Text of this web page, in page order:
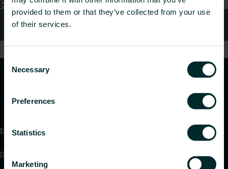
provided to them or that they’ve collected from your use
of their services.
Consent
Selection
Necessary
Preferences
Statistics
Marketing
Kontakti
Izstrādājumi
Radiatori un dvieļu žāvētāji